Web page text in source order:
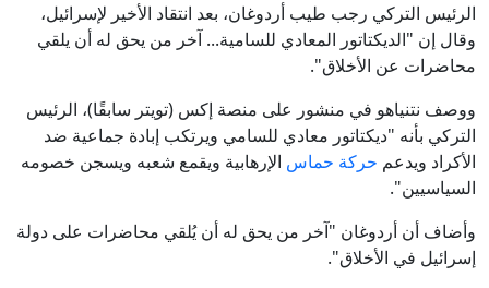
الرئيس التركي رجب طيب أردوغان، بعد انتقاد الأخير لإسرائيل،
وقال إن "الديكتاتور المعادي للسامية... آخر من يحق له أن يلقي
محاضرات عن الأخلاق".
ووصف نتنياهو في منشور على منصة إكس (تويتر سابقًا)، الرئيس
التركي بأنه "ديكتاتور معادي للسامي ويرتكب إبادة جماعية ضد
الأكراد ويدعم حركة حماس الإرهابية ويقمع شعبه ويسجن خصومه
السياسيين".
وأضاف أن أردوغان "آخر من يحق له أن يُلقي محاضرات على دولة
إسرائيل في الأخلاق".